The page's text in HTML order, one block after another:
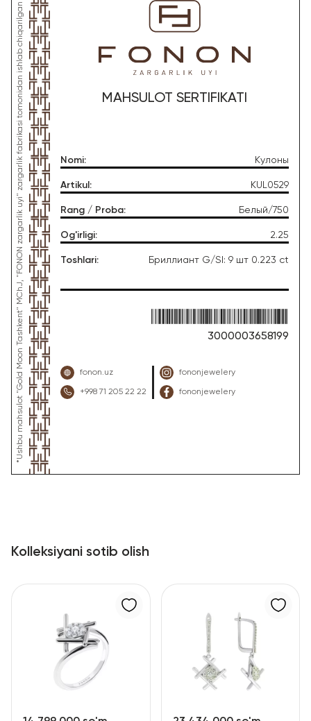
*Ushbu mahsulot "Gold Moon Tashkent" MChJ, "FONON zargarlik uyi" zargarlik fabrikasi tomonidan ishlab chiqarilgan MAHSULOT SERTIFIKATI
Nomi: Кулоны
Artikul : KUL0529
Rang / Proba: Белый/750
Og'irligi: 2.25
Toshlari: Бриллиант G/SI: 9 шт 0.223 ct
3000003658199
fonon.uz
+998 71 205 22 22
fononjewelery
fononjewelery
Kolleksiyani sotib olish